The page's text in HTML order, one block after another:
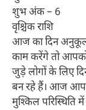
शुभ अंक – 6
वृश्चिक राशि
आज का दिन अनुकूल
काम करेंगे तो
जुड़े लोगों के लिए
बन रहे हैं। आज
मुश्किल परिस्थिति